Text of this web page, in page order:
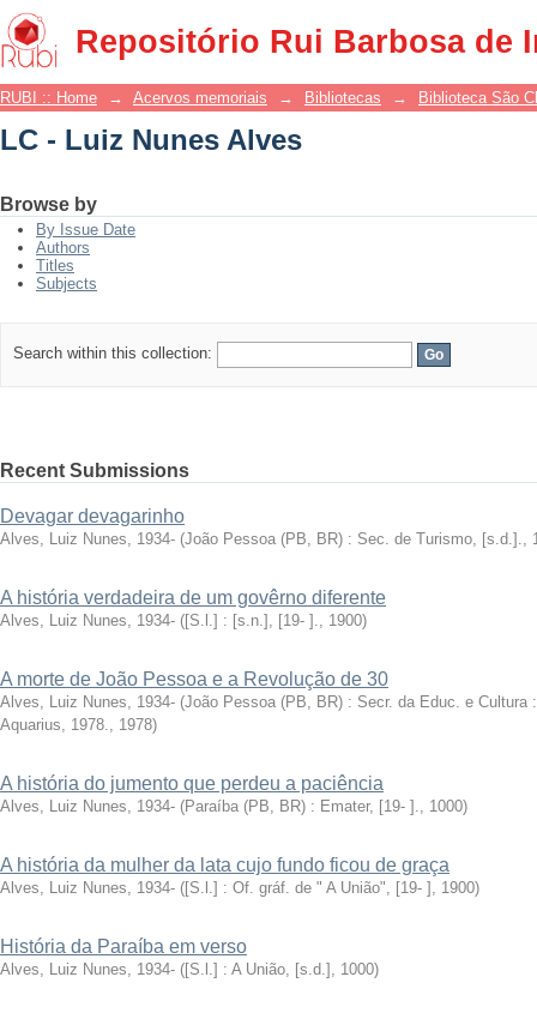
Repositório Rui Barbosa de
LC - Luiz Nunes Alves
RUBI :: Home → Acervos memoriais → Bibliotecas → Biblioteca São
LC - Luiz Nunes Alves
Browse by
By Issue Date
Authors
Titles
Subjects
Search within this collection:
Recent Submissions
Devagar devagarinho
Alves, Luiz Nunes, 1934- (João Pessoa (PB, BR) : Sec. de Turismo, [s.d.].,
A história verdadeira de um govêrno diferente
Alves, Luiz Nunes, 1934- ([S.l.] : [s.n.], [19- ]., 1900)
A morte de João Pessoa e a Revolução de 30
Alves, Luiz Nunes, 1934- (João Pessoa (PB, BR) : Secr. da Educ. e Cultura
Aquarius, 1978., 1978)
A história do jumento que perdeu a paciência
Alves, Luiz Nunes, 1934- (Paraíba (PB, BR) : Emater, [19- ]., 1000)
A história da mulher da lata cujo fundo ficou de graça
Alves, Luiz Nunes, 1934- ([S.l.] : Of. gráf. de " A União", [19- ] , 1900)
História da Paraíba em verso
Alves, Luiz Nunes, 1934- ([S.l.] : A União, [s.d.] , 1000)